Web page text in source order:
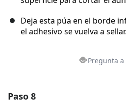
Deja esta púa en el borde
el adhesivo se vuelva a sellar.
Pregunta a
Paso 8